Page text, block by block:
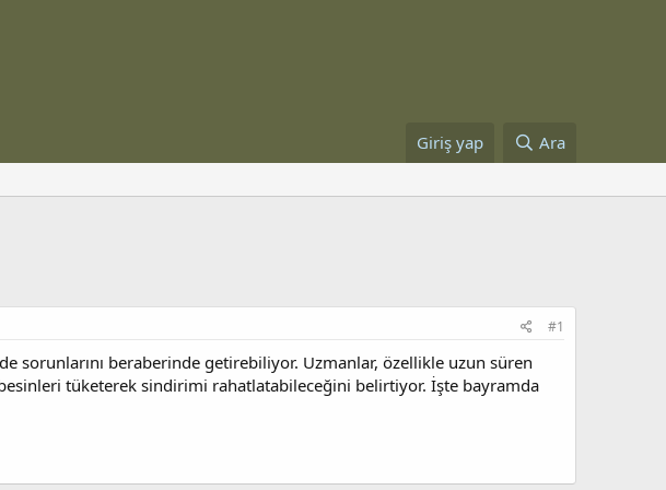
Giriş yap Ara
#1
sorunlarını beraberinde getirebiliyor. Uzmanlar, özellikle uzun süren
besinleri tüketerek sindirimi rahatlatabileceğini belirtiyor. İşte bayramda